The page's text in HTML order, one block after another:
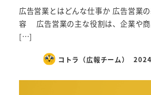
広告営業とはどんな仕事か 広告営業
容 広告営業の主な役割は、企業や商
[…]
コトラ（広報チーム）